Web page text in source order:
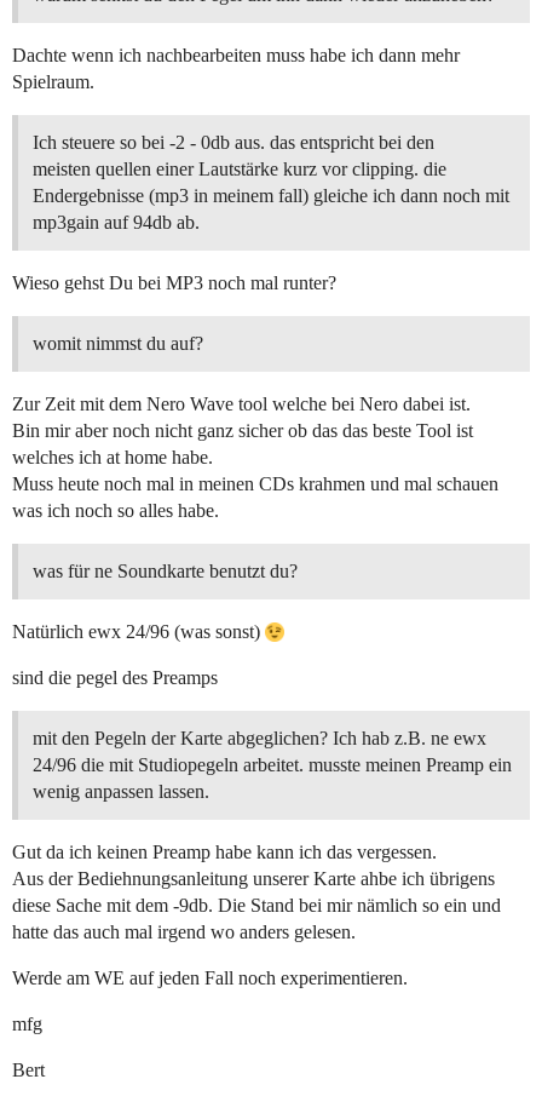
Dachte wenn ich nachbearbeiten muss habe ich dann mehr
Spielraum.
Ich steuere so bei -2 - 0db aus. das entspricht bei den
meisten quellen einer Lautstärke kurz vor clipping. die
Endergebnisse (mp3 in meinem fall) gleiche ich dann noch mit
mp3gain auf 94db ab.
Wieso gehst Du bei MP3 noch mal runter?
womit nimmst du auf?
Zur Zeit mit dem Nero Wave tool welche bei Nero dabei ist.
Bin mir aber noch nicht ganz sicher ob das das beste Tool ist
welches ich at home habe.
Muss heute noch mal in meinen CDs krahmen und mal schauen
was ich noch so alles habe.
was für ne Soundkarte benutzt du?
Natürlich ewx 24/96 (was sonst)
sind die pegel des Preamps
mit den Pegeln der Karte abgeglichen? Ich hab z.B. ne ewx
24/96 die mit Studiopegeln arbeitet. musste meinen Preamp ein
wenig anpassen lassen.
Gut da ich keinen Preamp habe kann ich das vergessen.
Aus der Bediehnungsanleitung unserer Karte ahbe ich übrigens
diese Sache mit dem -9db. Die Stand bei mir nämlich so ein und
hatte das auch mal irgend wo anders gelesen.
Werde am WE auf jeden Fall noch experimentieren.
mfg
Bert